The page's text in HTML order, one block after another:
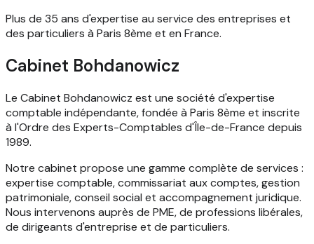
Plus de 35 ans d'expertise au service des entreprises et
des particuliers à Paris 8ème et en France.
Cabinet Bohdanowicz
Le Cabinet Bohdanowicz est une société d'expertise
comptable indépendante, fondée à Paris 8ème et inscrite
à l'Ordre des Experts-Comptables d'Île-de-France depuis
1989.
Notre cabinet propose une gamme complète de services :
expertise comptable, commissariat aux comptes, gestion
patrimoniale, conseil social et accompagnement juridique.
Nous intervenons auprès de PME, de professions libérales,
de dirigeants d'entreprise et de particuliers.